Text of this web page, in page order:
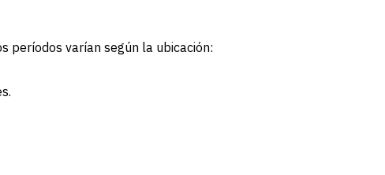
períodos varían según la ubicación: